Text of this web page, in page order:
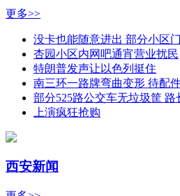
更多>>
没卡也能随意进出 部分小区
杏园小区内网吧通宵营业扰民
特朗普发声让以色列挺住
南三环一路牌弯曲变形 待配
部分525路公交车无垃圾筐 路
上演疯狂抢购
西安新闻